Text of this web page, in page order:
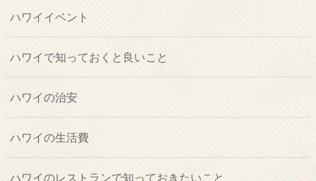
ハワイイベント
ハワイで知っておくと良いこと
ハワイの治安
ハワイの生活費
ハワイのレストランで知っておきたいこと